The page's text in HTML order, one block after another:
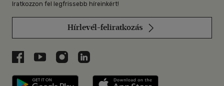
Iratkozzon fel legfrissebb híreinkért!
Hírlevél-feliratkozás
Libri a Facebookon
Libri a Youtube-on
Libri az Instagramon
Libri a LinkedInen
Libri applikáció Szerezd meg: Google